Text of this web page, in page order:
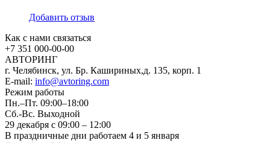
Добавить отзыв
Как с нами связаться
+7 351 000-00-00
АВТОРИНГ
г. Челябинск, ул. Бр. Кашириных,д. 135, корп. 1
E-mail: info@avtoring.com
Режим работы
Пн.–Пт. 09:00–18:00
Сб.-Вс. Выходной
29 декабря с 09:00 – 12:00
В праздничные дни работаем 4 и 5 января